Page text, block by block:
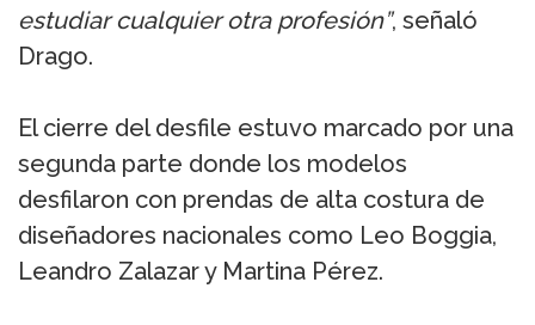
estudiar cualquier otra profesión”, señaló
Drago.
El cierre del desfile estuvo marcado por una
segunda parte donde los modelos
desfilaron con prendas de alta costura de
diseñadores nacionales como Leo Boggia,
Leandro Zalazar y Martina Pérez.